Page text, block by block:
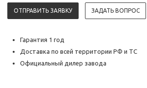
ОТПРАВИТЬ ЗАЯВКУ ЗАДАТЬ ВОПРОС
Гарантия 1 год
Доставка по всей территории РФ и ТС
Официальный дилер завода